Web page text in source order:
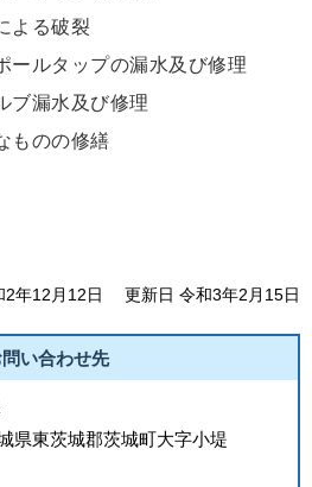
よる破裂
ールタップの漏水及び修理
ブ漏水及び修理
ものの修繕
2年12月12日 更新日 令和3年2月15日
い合わせ先
県東茨城郡茨城町大字小堤